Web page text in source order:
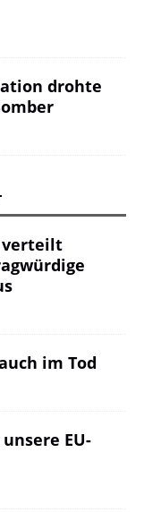
drohte
verteilt
im Tod
EU-